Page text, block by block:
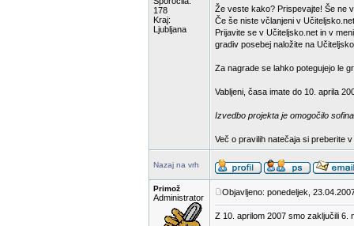
178
Kraj:
Ljubljana
Že veste kako? Prispevajte! Še ne
Če še niste včlanjeni v
Prijavite se v Učiteljsko.net in v
gradiv posebej naložite na
Za nagrade se lahko potegujejo le
Vabljeni, časa imate do 10. aprila
Izvedbo projekta je omogočilo
Več o pravilih natečaja si preberite v
Nazaj na vrh
Primož
Administrator
Objavljeno: ponedeljek,
Z 10. aprilom 2007 smo zaključili 6.